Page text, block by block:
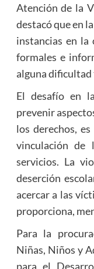
Atención de la
destacó que en
instancias en la
formales e
alguna dificultad
El desafío en
prevenir
los derechos,
vinculación de
servicios. La
deserción
acercar a las
proporciona,
Para la
Niñas, Niños y
para el